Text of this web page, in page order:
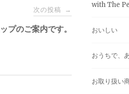
次の投稿 →
プのご案内です。
with The
おいしい
おうちで、
お取り扱い